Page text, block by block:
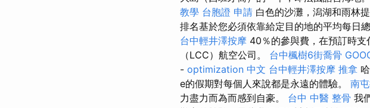
教學 台胞證 申請 白色的沙灘，潟湖和雨林
排名基於您必須依靠給定目的地的平均每日
台中輕井澤按摩 40％的參與費，在預訂時
（LCC）航空公司。 台中楓樹6街喬骨
- optimization 中文 台中輕井澤按摩 推拿
e的假期對每個人來說都是永遠的體驗。 南
力盡力而為而感到自豪。 台中 中醫 整骨 我